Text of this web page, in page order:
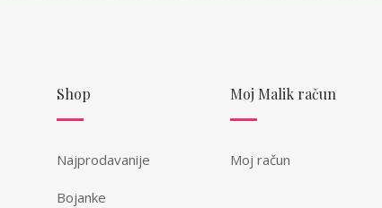
Shop
Najprodavanije
Bojanke
Moj Malik račun
Moj račun